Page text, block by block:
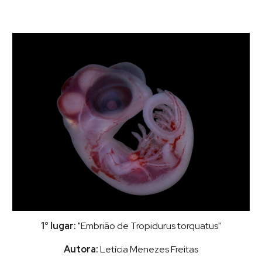
1° lugar:"Embrião de Tropidurus torquatus"
Autora:Letícia Menezes Freitas